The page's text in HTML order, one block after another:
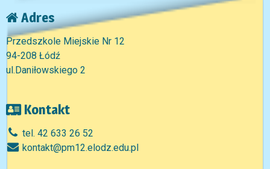
Adres
Przedszkole Miejskie Nr 12
94-208 Łódź
ul.Daniłowskiego 2
Kontakt
tel. 42 633 26 52
kontakt@pm12.elodz.edu.pl